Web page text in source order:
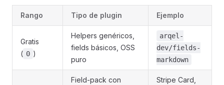
Rango Tipo de plugin Ejemplo
Gratis
( 0 )
Helpers genéricos,
fields básicos, OSS
puro
arqel-
dev/fields-
markdown
Field-pack con
Stripe Card,